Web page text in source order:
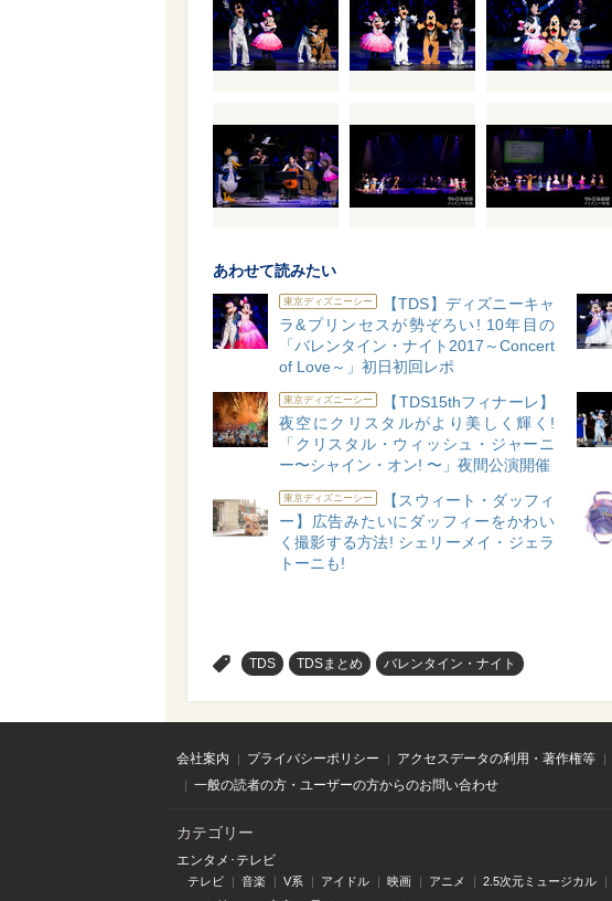
あわせて読みたい
東京ディズニーシー
【TDS】ディズニーキャ
ラ&プリンセスが勢ぞろい! 10年目の
「バレンタイン・ナイト2017～Concert
of Love～」初日初回レポ
東京ディズニーシー
【TDS15thフィナーレ】
夜空にクリスタルがより美しく輝く!
「クリスタル・ウィッシュ・ジャーニ
ー〜シャイン・オン! 〜」夜間公演開催
東京ディズニーシー
【スウィート・ダッフィ
ー】広告みたいにダッフィーをかわい
く撮影する方法! シェリーメイ・ジェラ
トーニも!
TDS TDSまとめ バレンタイン・ナイト
会社案内 プライバシーポリシー アクセスデータの利用・著作権等
一般の読者の方・ユーザーの方からのお問い合わせ
カテゴリー
エンタメ･テレビ
テレビ 音楽 V系 アイドル 映画 アニメ 2.5次元ミュージカル